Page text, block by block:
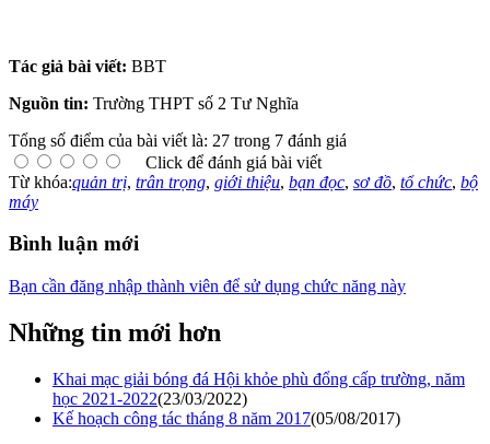
Tác giả bài viết: BBT
Nguồn tin: Trường THPT số 2 Tư Nghĩa
Tổng số điểm của bài viết là: 27 trong 7 đánh giá
Click để đánh giá bài viết
Từ khóa:quản trị, trân trọng, giới thiệu, bạn đọc, sơ đồ, tổ chức, bộ
máy
Bình luận mới
Bạn cần đăng nhập thành viên để sử dụng chức năng này
Những tin mới hơn
Khai mạc giải bóng đá Hội khỏe phù đổng cấp trường, năm
học 2021-2022(23/03/2022)
Kế hoạch công tác tháng 8 năm 2017(05/08/2017)